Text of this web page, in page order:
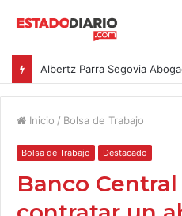
Inicio / Bolsa de Trabajo
Bolsa de Trabajo Destacado
Banco